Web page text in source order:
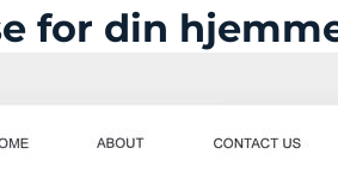
for din